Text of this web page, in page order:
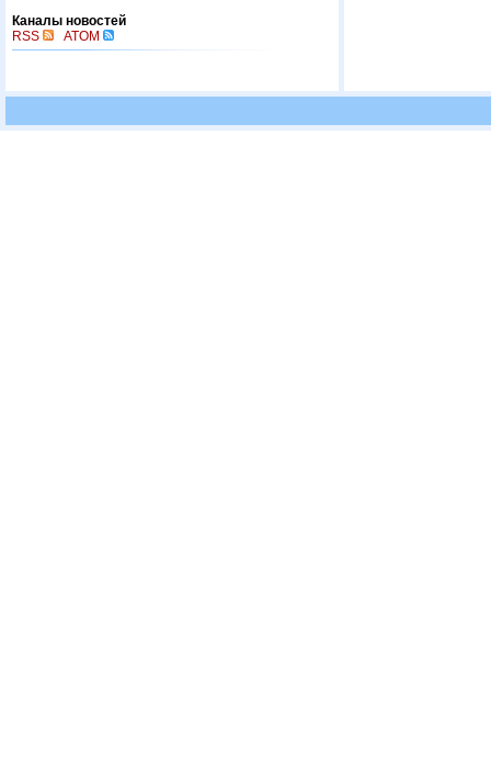
Каналы новостей
RSS
ATOM